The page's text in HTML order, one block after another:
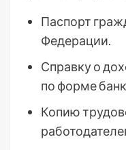
Паспорт
Федерации.
Справку о
по форме
Копию